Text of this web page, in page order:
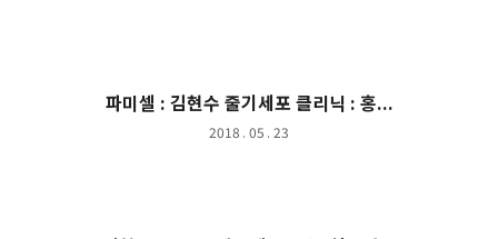
파미셀 : 김현수 줄기세포 클리닉 : 홍...
2018 . 05 . 23